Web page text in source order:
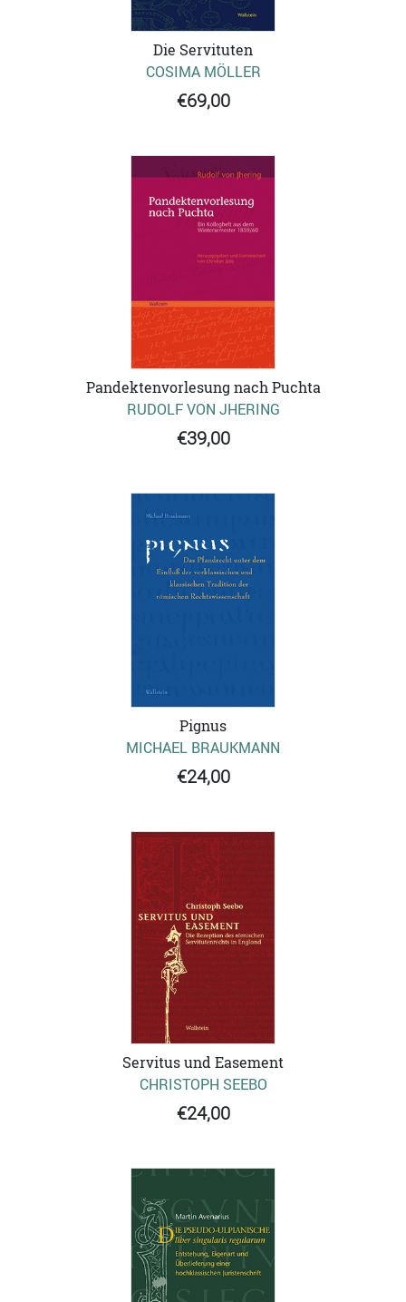
Die Servituten
COSIMA MÖLLER
€69,00
Pandektenvorlesung nach Puchta
RUDOLF VON JHERING
€39,00
Pignus
MICHAEL BRAUKMANN
€24,00
Servitus und Easement
CHRISTOPH SEEBO
€24,00